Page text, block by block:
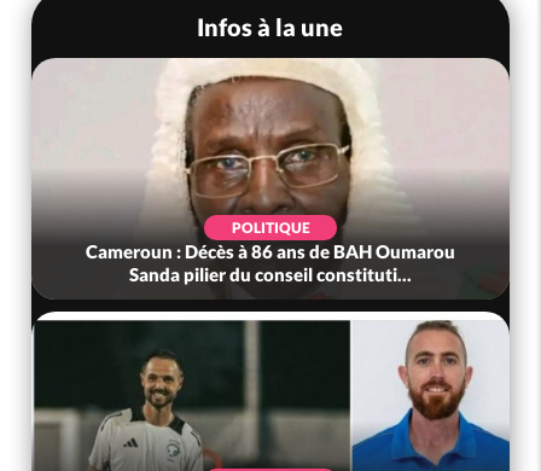
Infos à la une
POLITIQUE
Cameroun : Décès à 86 ans de BAH Oumarou
Sanda pilier du conseil constituti...